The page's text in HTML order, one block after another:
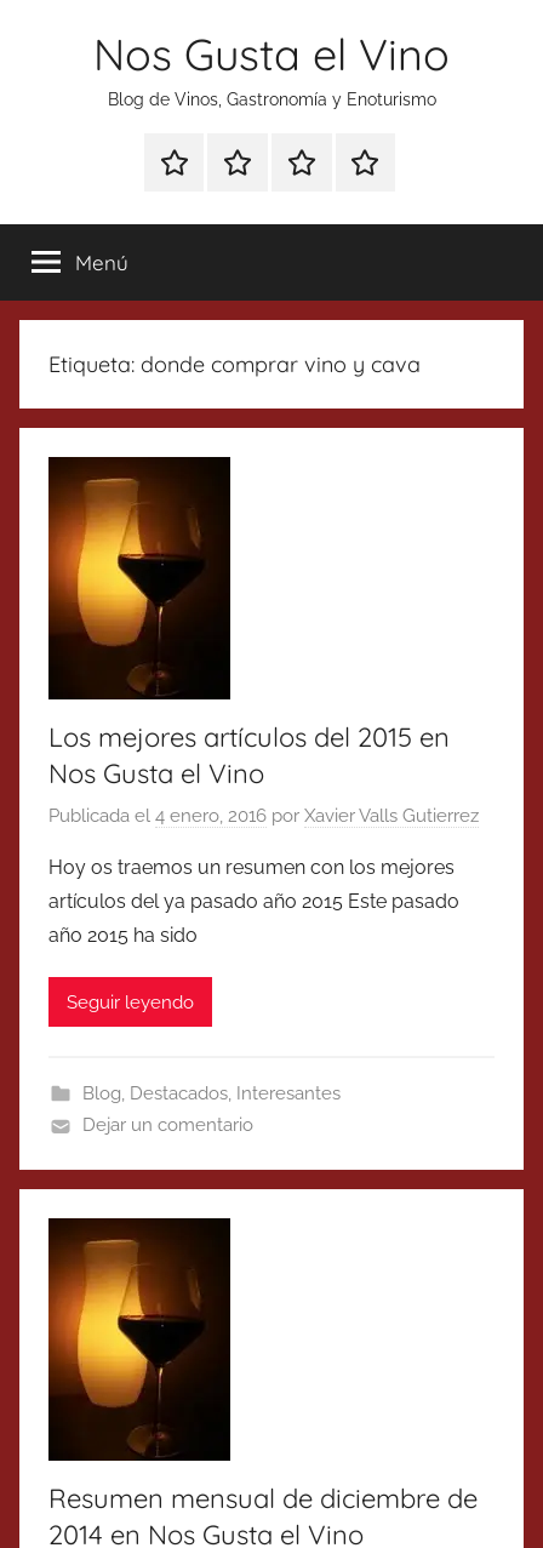
Nos Gusta el Vino
Blog de Vinos, Gastronomía y Enoturismo
Especial
Tonics
Enoturismo
Gastronomía
RankingContacto
Menú
Etiqueta: donde comprar vino y cava
Los mejores artículos del 2015 en
Nos Gusta el Vino
Publicada el 4 enero, 2016 por Xavier Valls Gutierrez
Hoy os traemos un resumen con los mejores
artículos del ya pasado año 2015 Este pasado
año 2015 ha sido
Seguir leyendo
Blog, Destacados, Interesantes
Dejar un comentario
Resumen mensual de diciembre de
2014 en Nos Gusta el Vino